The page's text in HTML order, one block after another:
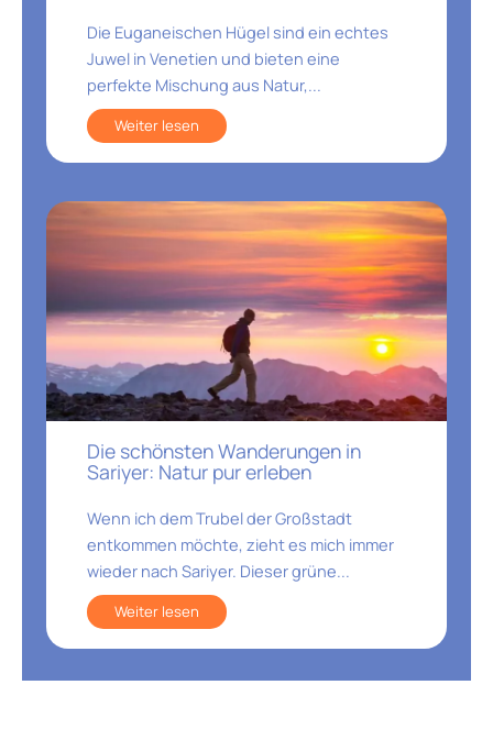
Die Euganeischen Hügel sind ein echtes
Juwel in Venetien und bieten eine
perfekte Mischung aus Natur,...
Weiter lesen
Die schönsten Wanderungen in
Sariyer: Natur pur erleben
Wenn ich dem Trubel der Großstadt
entkommen möchte, zieht es mich immer
wieder nach Sariyer. Dieser grüne...
Weiter lesen